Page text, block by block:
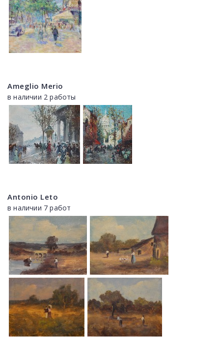
Ameglio Merio
в наличии 2 работы
Antonio Leto
в наличии 7 работ